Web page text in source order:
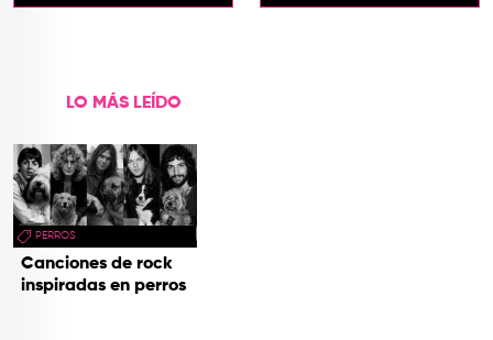
LO MÁS LEÍDO
PERROS
Canciones de rock
inspiradas en perros